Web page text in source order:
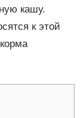
кашу.
к этой